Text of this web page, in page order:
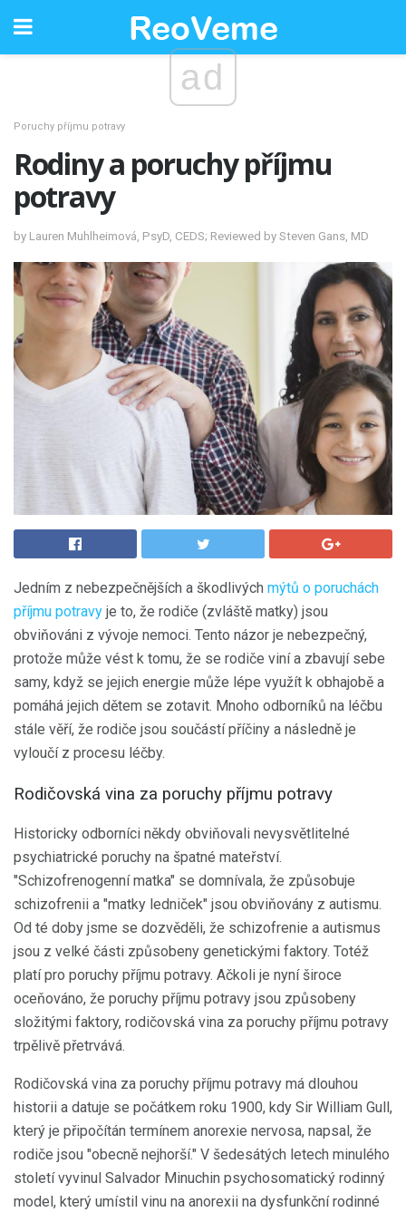
ad
Poruchy příjmu potravy
Rodiny a poruchy příjmu
potravy
by Lauren Muhlheimová, PsyD, CEDS; Reviewed by Steven Gans, MD
Jedním z nebezpečnějších a škodlivých mýtů o poruchách
příjmu potravy je to, že rodiče (zvláště matky) jsou
obviňováni z vývoje nemoci. Tento názor je nebezpečný,
protože může vést k tomu, že se rodiče viní a zbavují sebe
samy, když se jejich energie může lépe využít k obhajobě a
pomáhá jejich dětem se zotavit. Mnoho odborníků na léčbu
stále věří, že rodiče jsou součástí příčiny a následně je
vyloučí z procesu léčby.
Rodičovská vina za poruchy příjmu potravy
Historicky odborníci někdy obviňovali nevysvětlitelné
psychiatrické poruchy na špatné mateřství.
"Schizofrenogenní matka" se domnívala, že způsobuje
schizofrenii a "matky ledniček" jsou obviňovány z autismu.
Od té doby jsme se dozvěděli, že schizofrenie a autismus
jsou z velké části způsobeny genetickými faktory. Totéž
platí pro poruchy příjmu potravy. Ačkoli je nyní široce
oceňováno, že poruchy příjmu potravy jsou způsobeny
složitými faktory, rodičovská vina za poruchy příjmu potravy
trpělivě přetrvává.
Rodičovská vina za poruchy příjmu potravy má dlouhou
historii a datuje se počátkem roku 1900, kdy Sir William Gull,
který je připočítán termínem anorexie nervosa, napsal, že
rodiče jsou "obecně nejhorší." V šedesátých letech minulého
století vyvinul Salvador Minuchin psychosomatický rodinný
model, který umístil vinu na anorexii na dysfunkční rodinné